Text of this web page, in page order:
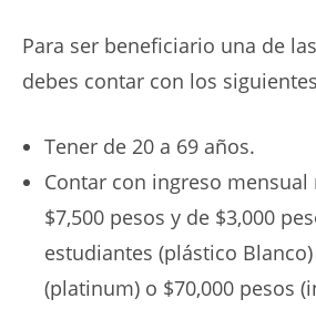
Para ser beneficiario una de
debes contar con los
Tener de 20 a 69 años.
Contar con ingreso
$7,500 pesos y de $3,000
estudiantes (plástico
(platinum) o $70,000 pesos